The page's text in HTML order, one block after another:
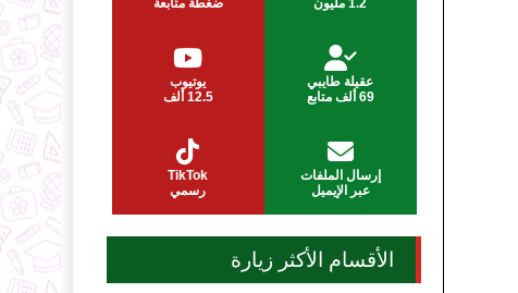
عقيلة طايبي
69 ألف متابع
يوتيوب
12.5 ألف
إرسال الملفات
عبر الإيميل
TikTok
رسمي
الأقسام الأكثر زيارة